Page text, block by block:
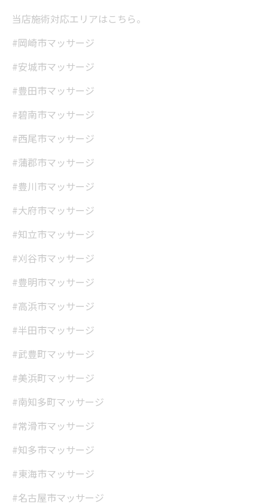
当店施術対応エリアはこちら。
#岡崎市マッサージ
#安城市マッサージ
#豊田市マッサージ
#碧南市マッサージ
#西尾市マッサージ
#蒲郡市マッサージ
#豊川市マッサージ
#大府市マッサージ
#知立市マッサージ
#刈谷市マッサージ
#豊明市マッサージ
#高浜市マッサージ
#半田市マッサージ
#武豊町マッサージ
#美浜町マッサージ
#南知多町マッサージ
#常滑市マッサージ
#知多市マッサージ
#東海市マッサージ
#名古屋市マッサージ